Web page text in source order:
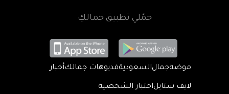
حمّلي تطبيق جمالكِ
موضةجمالالسعوديةفديوهات جمالكأخبار
لايف ستايلاختبار الشخصية